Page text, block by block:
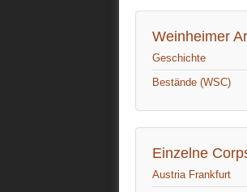
Weinheimer
Geschichte
Bestände (WSC)
Einzelne
Austria Frankfurt